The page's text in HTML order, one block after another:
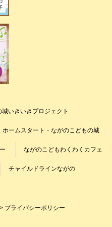
城いきいきプロジェクト
ホームスタート・ながのこどもの城
ながのこどもわくわくカフェ
チャイルドラインながの
プライバシーポリシー